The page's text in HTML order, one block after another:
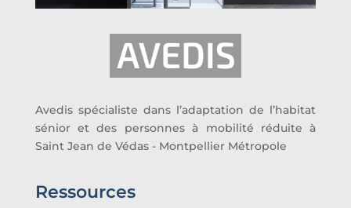
Avedis spécialiste dans l’adaptation de l’habitat
sénior et des personnes à mobilité réduite à
Saint Jean de Védas - Montpellier Métropole
Ressources